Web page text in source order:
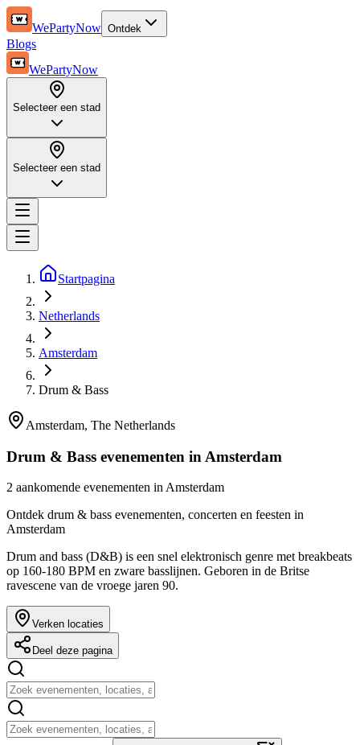
WePartyNow Ontdek
Blogs
WePartyNow
Selecteer een stad
Selecteer een stad
Startpagina
Netherlands
Amsterdam
Drum & Bass
Amsterdam, The Netherlands
Drum & Bass evenementen in Amsterdam
2 aankomende evenementen in Amsterdam
Ontdek drum & bass evenementen, concerten en feesten in
Amsterdam
Drum and bass (D&B) is een snel elektronisch genre met breakbeats
op 160-180 BPM en zware basslijnen. Geboren in de Britse
ravescene van de vroege jaren 90.
Verken locaties
Deel deze pagina